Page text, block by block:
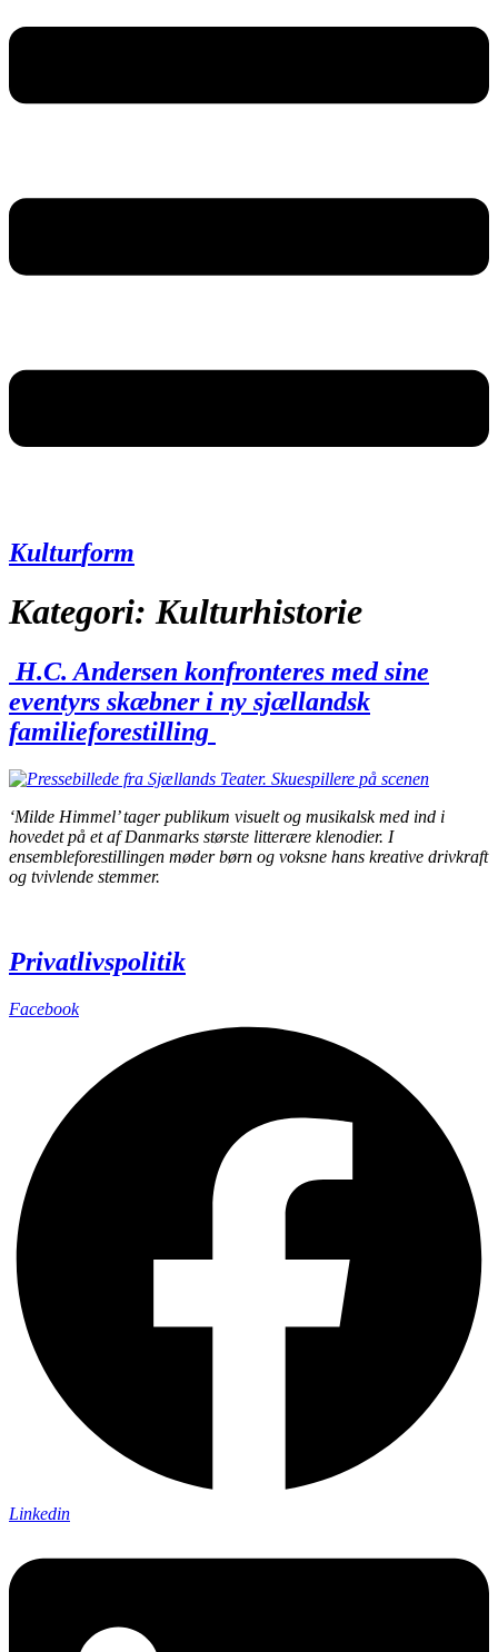
Kulturform
Kategori:Kulturhistorie
H.C. Andersen konfronteres med sine
eventyrs skæbner i ny sjællandsk
familieforestilling
‘Milde Himmel’ tager publikum visuelt og musikalsk med ind i
hovedet på et af Danmarks største litterære klenodier. I
ensembleforestillingen møder børn og voksne hans kreative drivkraft
og tvivlende stemmer.
Privatlivspolitik
Facebook
Linkedin